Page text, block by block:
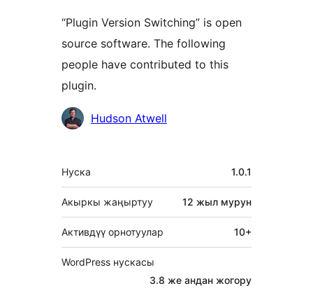
“Plugin Version Switching” is open
source software. The following
people have contributed to this
plugin.
МүчөлөрүHudson Atwell
Мета
Нуска 1.0.1
Акыркы жаңыртуу 12 жыл мурун
Активдүү орнотуулар 10+
WordPress нускасы
3.8 же андан жогору